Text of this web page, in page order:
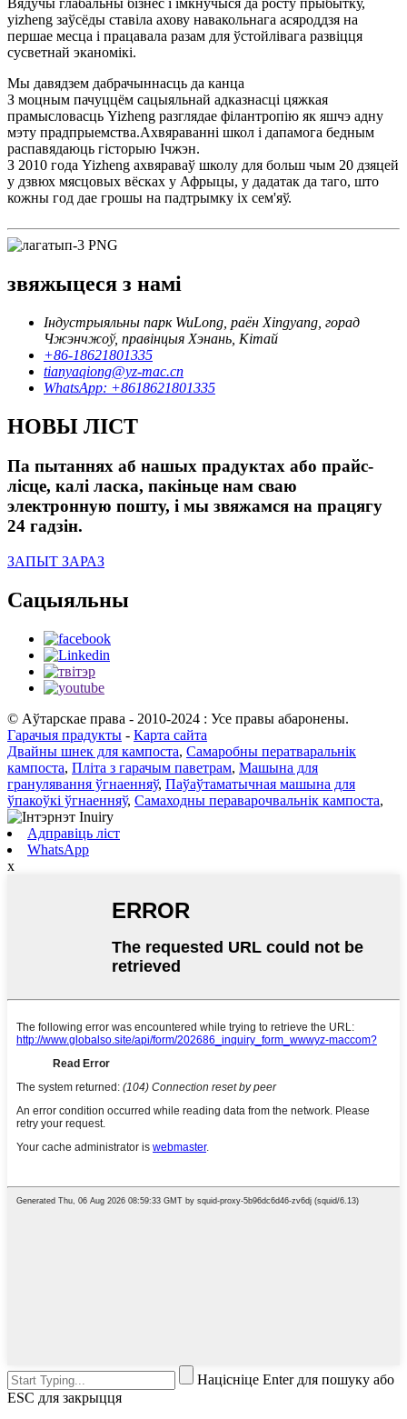
yizheng заўсёды ставіла ахову навакольнага асяроддзя на
першае месца і працавала разам для ўстойлівага развіцця
сусветнай эканомікі.
Мы давядзем дабрачыннасць да канца
З моцным пачуццём сацыяльнай адказнасці цяжкая
прамысловасць Yizheng разглядае філантропію як яшчэ адну
мэту прадпрыемства.Ахвяраванні школ і дапамога бедным
распавядаюць гісторыю Ічжэн.
З 2010 года Yizheng ахвяраваў школу для больш чым 20 дзяцей
у дзвюх мясцовых вёсках у Афрыцы, у дадатак да таго, што
кожны год дае грошы на падтрымку іх сем'яў.
звяжыцеся з намі
Індустрыяльны парк WuLong, раён Xingyang, горад
Чжэнчжоў, правінцыя Хэнань, Кітай
+86-18621801335
tianyaqiong@yz-mac.cn
WhatsApp: +8618621801335
НОВЫ ЛІСТ
Па пытаннях аб нашых прадуктах або прайс-
лісце, калі ласка, пакіньце нам сваю
электронную пошту, і мы звяжамся на працягу
24 гадзін.
ЗАПЫТ ЗАРАЗ
Сацыяльны
© Аўтарскае права - 2010-2024 : Усе правы абаронены.
Гарачыя прадукты - Карта сайта
Двайны шнек для кампоста, Самаробны ператваральнік
кампоста, Пліта з гарачым паветрам, Машына для
гранулявання ўгнаенняў, Паўаўтаматычная машына для
ўпакоўкі ўгнаенняў, Самаходны пераварочвальнік кампоста,
Адправіць ліст
WhatsApp
x
Націсніце Enter для пошуку або
ESC для закрыцця